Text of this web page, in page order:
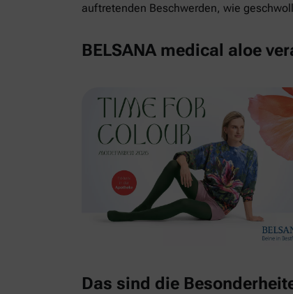
auftretenden Beschwerden, wie
BELSANA medical aloe
Das sind die